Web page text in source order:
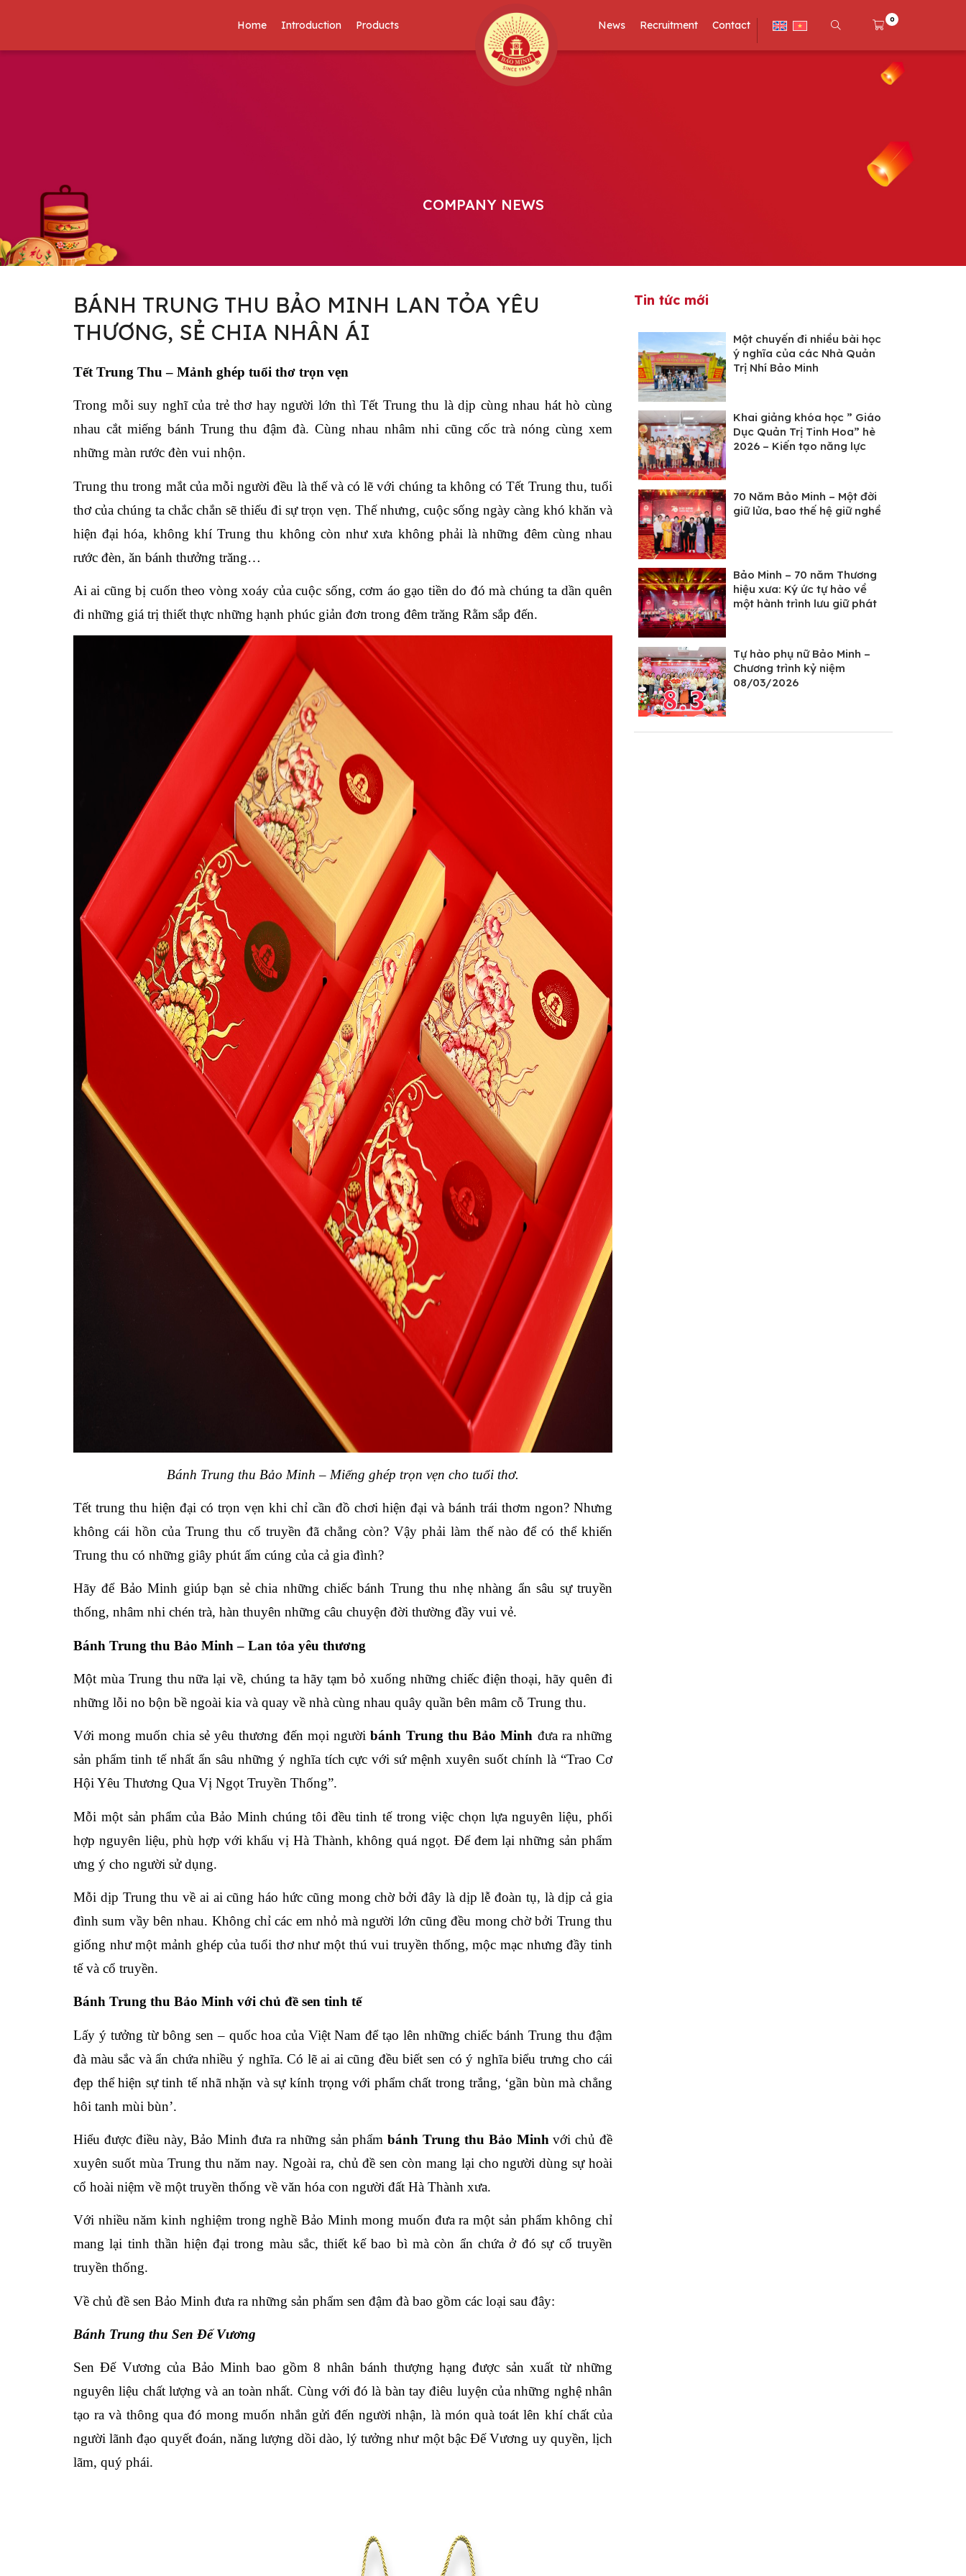
Home Introduction Products News Recruitment Contact 0
COMPANY NEWS
BÁNH TRUNG THU BẢO MINH LAN TỎA YÊU
THƯƠNG, SẺ CHIA NHÂN ÁI
Tết Trung Thu – Mảnh ghép tuổi thơ trọn vẹn
Trong mỗi suy nghĩ của trẻ thơ hay người lớn thì Tết Trung thu là dịp cùng nhau hát hò cùng
nhau cắt miếng bánh Trung thu đậm đà. Cùng nhau nhâm nhi cũng cốc trà nóng cùng xem
những màn rước đèn vui nhộn.
Trung thu trong mắt của mỗi người đều là thế và có lẽ với chúng ta không có Tết Trung thu, tuổi
thơ của chúng ta chắc chắn sẽ thiếu đi sự trọn vẹn. Thế nhưng, cuộc sống ngày càng khó khăn và
hiện đại hóa, không khí Trung thu không còn như xưa không phải là những đêm cùng nhau
rước đèn, ăn bánh thưởng trăng…
Ai ai cũng bị cuốn theo vòng xoáy của cuộc sống, cơm áo gạo tiền do đó mà chúng ta dần quên
đi những giá trị thiết thực những hạnh phúc giản đơn trong đêm trăng Rằm sắp đến.
Bánh Trung thu Bảo Minh – Miếng ghép trọn vẹn cho tuổi thơ.
Tết trung thu hiện đại có trọn vẹn khi chỉ cần đồ chơi hiện đại và bánh trái thơm ngon? Nhưng
không cái hồn của Trung thu cổ truyền đã chẳng còn? Vậy phải làm thế nào để có thể khiến
Trung thu có những giây phút ấm cúng của cả gia đình?
Hãy để Bảo Minh giúp bạn sẻ chia những chiếc bánh Trung thu nhẹ nhàng ẩn sâu sự truyền
thống, nhâm nhi chén trà, hàn thuyên những câu chuyện đời thường đầy vui vẻ.
Bánh Trung thu Bảo Minh – Lan tỏa yêu thương
Một mùa Trung thu nữa lại về, chúng ta hãy tạm bỏ xuống những chiếc điện thoại, hãy quên đi
những lỗi no bộn bề ngoài kia và quay về nhà cùng nhau quây quần bên mâm cỗ Trung thu.
Với mong muốn chia sẻ yêu thương đến mọi ngườibánh Trung thu Bảo Minh đưa ra những
sản phẩm tinh tế nhất ẩn sâu những ý nghĩa tích cực với sứ mệnh xuyên suốt chính là “Trao Cơ
Hội Yêu Thương Qua Vị Ngọt Truyền Thống”.
Mỗi một sản phẩm của Bảo Minh chúng tôi đều tinh tế trong việc chọn lựa nguyên liệu, phối
hợp nguyên liệu, phù hợp với khẩu vị Hà Thành, không quá ngọt. Để đem lại những sản phẩm
ưng ý cho người sử dụng.
Mỗi dịp Trung thu về ai ai cũng háo hức cũng mong chờ bởi đây là dịp lễ đoàn tụ, là dịp cả gia
đình sum vầy bên nhau. Không chỉ các em nhỏ mà người lớn cũng đều mong chờ bởi Trung thu
giống như một mảnh ghép của tuổi thơ như một thú vui truyền thống, mộc mạc nhưng đầy tinh
tế và cổ truyền.
Bánh Trung thu Bảo Minh với chủ đề sen tinh tế
Lấy ý tưởng từ bông sen – quốc hoa của Việt Nam để tạo lên những chiếc bánh Trung thu đậm
đà màu sắc và ẩn chứa nhiều ý nghĩa. Có lẽ ai ai cũng đều biết sen có ý nghĩa biểu trưng cho cái
đẹp thể hiện sự tinh tế nhã nhặn và sự kính trọng với phẩm chất trong trắng, ‘gần bùn mà chẳng
hôi tanh mùi bùn’.
Hiểu được điều này, Bảo Minh đưa ra những sản phẩmbánh Trung thu Bảo Minhvới chủ đề
xuyên suốt mùa Trung thu năm nay. Ngoài ra, chủ đề sen còn mang lại cho người dùng sự hoài
cổ hoài niệm về một truyền thống về văn hóa con người đất Hà Thành xưa.
Với nhiều năm kinh nghiệm trong nghề Bảo Minh mong muốn đưa ra một sản phẩm không chỉ
mang lại tinh thần hiện đại trong màu sắc, thiết kế bao bì mà còn ẩn chứa ở đó sự cổ truyền
truyền thống.
Về chủ đề sen Bảo Minh đưa ra những sản phẩm sen đậm đà bao gồm các loại sau đây:
Bánh Trung thu Sen Đế Vương
Sen Đế Vương của Bảo Minh bao gồm 8 nhân bánh thượng hạng được sản xuất từ những
nguyên liệu chất lượng và an toàn nhất. Cùng với đó là bàn tay điêu luyện của những nghệ nhân
tạo ra và thông qua đó mong muốn nhắn gửi đến người nhận, là món quà toát lên khí chất của
người lãnh đạo quyết đoán, năng lượng dồi dào, lý tưởng như một bậc Đế Vương uy quyền, lịch
lãm, quý phái.
Tin tức mới
Một chuyến đi nhiều bài học
ý nghĩa của các Nhà Quản
Trị Nhí Bảo Minh
Khai giảng khóa học ” Giáo
Dục Quản Trị Tinh Hoa” hè
2026 – Kiến tạo năng lực
70 Năm Bảo Minh – Một đời
giữ lửa, bao thế hệ giữ nghề
Bảo Minh – 70 năm Thương
hiệu xưa: Ký ức tự hào về
một hành trình lưu giữ phát
Tự hào phụ nữ Bảo Minh –
Chương trình kỷ niệm
08/03/2026